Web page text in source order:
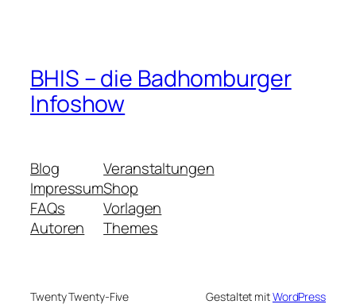
BHIS – die Badhomburger
Infoshow
Blog
Impressum
FAQs
Autoren
Veranstaltungen
Shop
Vorlagen
Themes
Twenty Twenty-Five Gestaltet mitWordPress